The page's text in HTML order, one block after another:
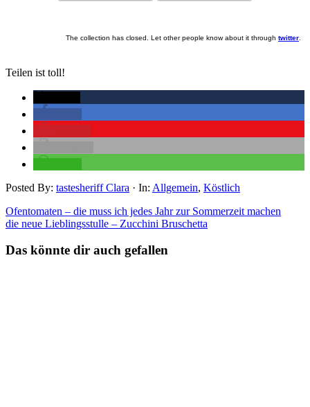
The collection has closed. Let other people know about it through twitter
Teilen ist toll!
Posted By: tastesheriff Clara · In: Allgemein, Köstlich
Ofentomaten – die muss ich jedes Jahr zur Sommerzeit machen
die neue Lieblingsstulle – Zucchini Bruschetta
Das könnte dir auch gefallen